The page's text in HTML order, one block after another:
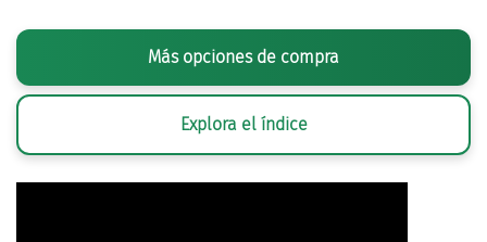
Más opciones de compra
Explora el índice